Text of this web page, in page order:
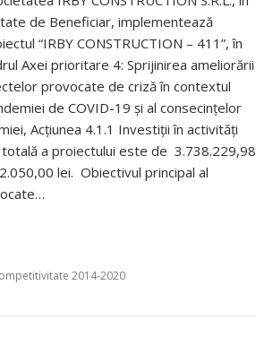
de Beneficiar, implementează
“IRBY CONSTRUCTION – 411”, în
Axei prioritare 4: Sprijinirea ameliorării
provocate de criză în contextul
de COVID-19 și al consecințelor
Acțiunea 4.1.1 Investiții în activități
a proiectului este de 3.738.229,98
lei. Obiectivul principal al
2014-2020